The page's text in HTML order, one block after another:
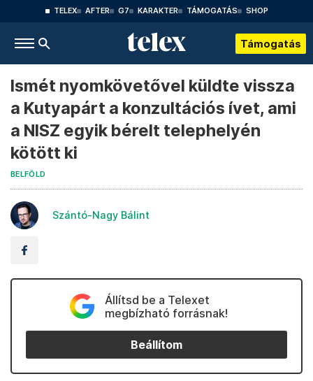
TELEX AFTER G7 KARAKTER TÁMOGATÁS SHOP
Támogatás
Ismét nyomkövetővel küldte vissza
a Kutyapárt a konzultációs ívet, ami
a NISZ egyik bérelt telephelyén
kötött ki
BELFÖLD
Szántó-Nagy Bálint
Állítsd be a Telexet
megbízható forrásnak!
Beállítom